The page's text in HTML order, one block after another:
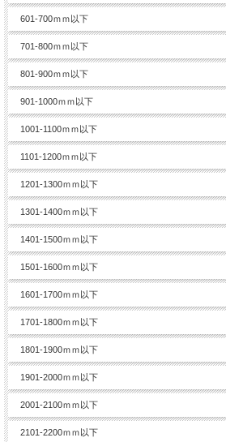
601-700ｍｍ以下
701-800ｍｍ以下
801-900ｍｍ以下
901-1000ｍｍ以下
1001-1100ｍｍ以下
1101-1200ｍｍ以下
1201-1300ｍｍ以下
1301-1400ｍｍ以下
1401-1500ｍｍ以下
1501-1600ｍｍ以下
1601-1700ｍｍ以下
1701-1800ｍｍ以下
1801-1900ｍｍ以下
1901-2000ｍｍ以下
2001-2100ｍｍ以下
2101-2200ｍｍ以下